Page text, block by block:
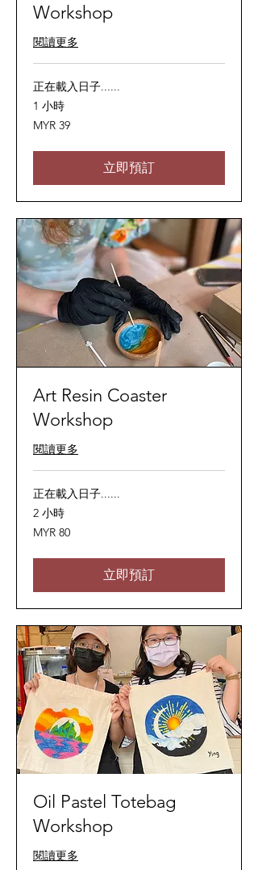
Workshop
閱讀更多
正在載入日子......
1 小時
39
马
西
吉
MYR 39
立即預訂
Art Resin Coaster
Workshop
閱讀更多
正在載入日子......
2 小時
80
马
西
吉
MYR 80
立即預訂
Oil Pastel Totebag
Workshop
閱讀更多